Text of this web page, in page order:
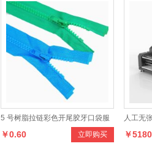
5 号树脂拉链彩色开尾胶牙口袋服
装棉服辅料条装开尾拉链立即购买
￥0.60
人工无
能无人
￥